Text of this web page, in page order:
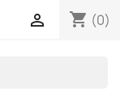
shopping_cart (0)
